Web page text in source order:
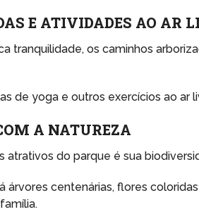
E ATIVIDADES AO AR
tranquilidade, os caminhos
de yoga e outros exercícios ao
A NATUREZA
atrativos do parque é sua
árvores centenárias, flores